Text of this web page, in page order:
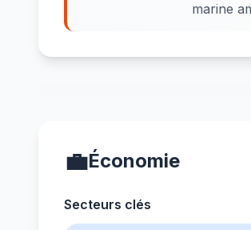
marine
💼Économie
Secteurs clés